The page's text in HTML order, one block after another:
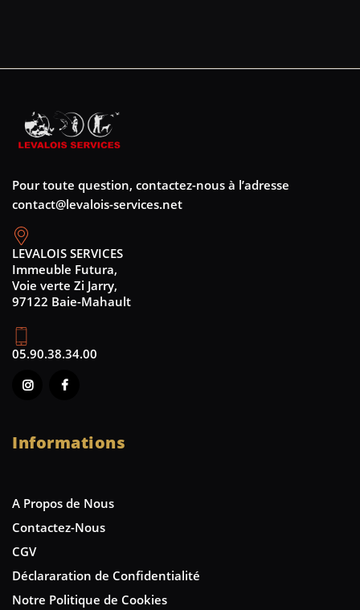
Pour toute question, contactez-nous à l’adresse
contact@levalois-services.net
LEVALOIS SERVICES
Immeuble Futura,
Voie verte Zi Jarry,
97122 Baie-Mahault
05.90.38.34.00
Informations
A Propos de Nous
Contactez-Nous
CGV
Déclararation de Confidentialité
Notre Politique de Cookies